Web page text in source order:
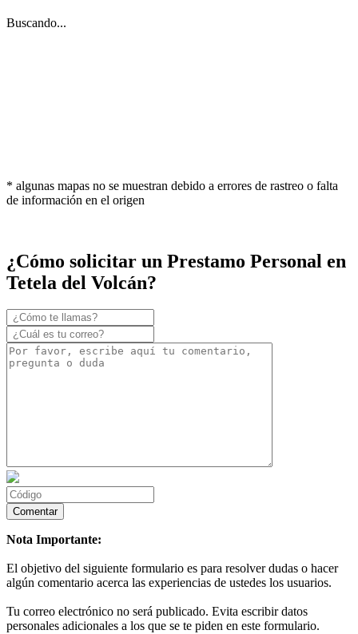
Buscando...
* algunas mapas no se muestran debido a errores de rastreo o falta
de información en el origen
¿Cómo solicitar un Prestamo Personal en
Tetela del Volcán?
Nota Importante:
El objetivo del siguiente formulario es para resolver dudas o hacer
algún comentario acerca las experiencias de ustedes los usuarios.
Tu correo electrónico no será publicado. Evita escribir datos
personales adicionales a los que se te piden en este formulario.